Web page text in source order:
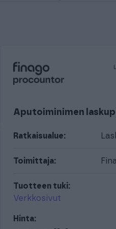
Aputoiminimen
Ratkaisualue:
Toimittaja:
Tuotteen tuki:
Verkkosivut
Hinta: